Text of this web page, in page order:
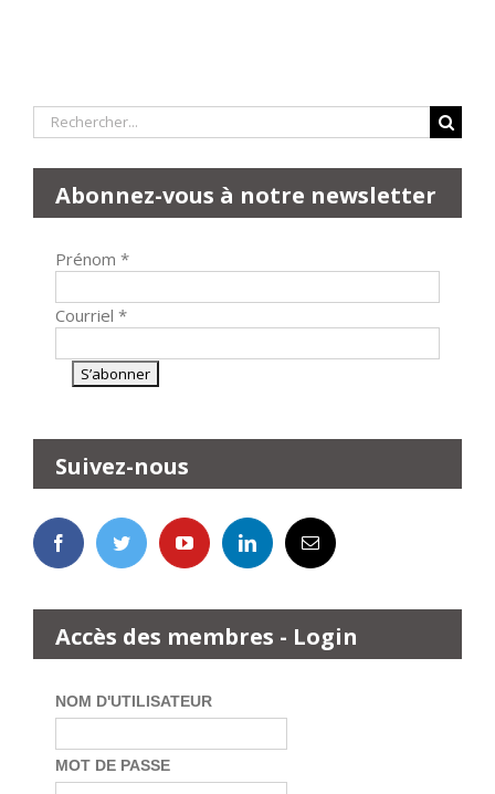
Rechercher:
Abonnez-vous à notre newsletter
Prénom *
Courriel *
Suivez-nous
Accès des membres - Login
NOM D'UTILISATEUR
MOT DE PASSE